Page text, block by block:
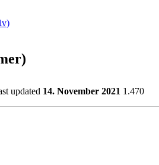
updated 14. November 2021 1.470